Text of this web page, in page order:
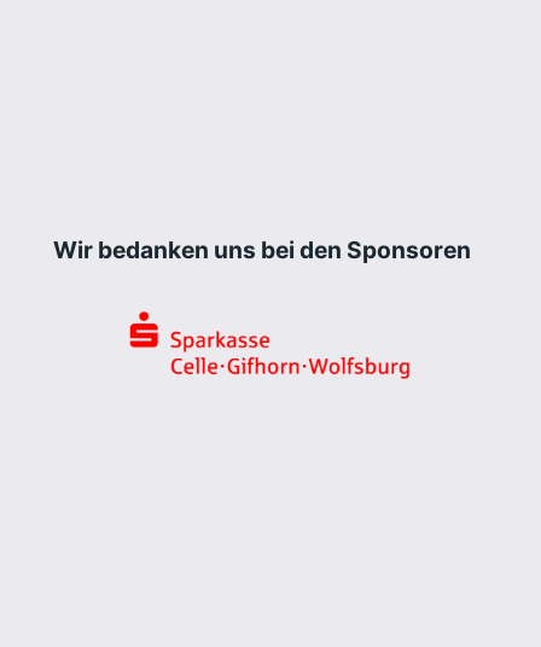
Wir bedanken uns bei den Sponsoren